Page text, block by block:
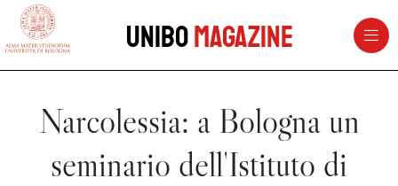
vai al contenuto della pagina
UniboMagazine
Narcolessia: a Bologna un
seminario dell'Istituto di